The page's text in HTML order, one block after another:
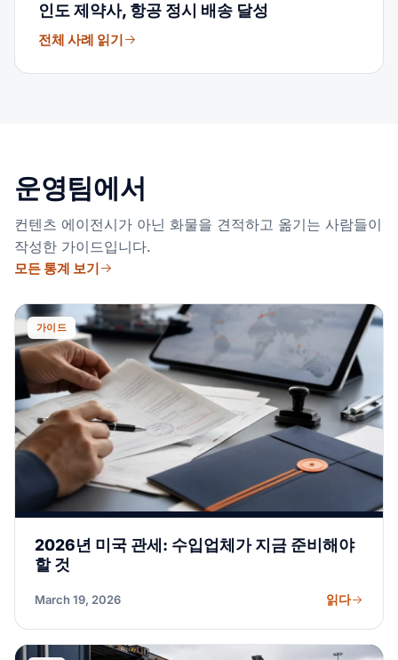
인도 제약사, 항공 정시 배송 달성
전체 사례 읽기
운영팀에서
컨텐츠 에이전시가 아닌 화물을 견적하고 옮기는 사람들이
작성한 가이드입니다.
모든 통계 보기
가이드
2026년 미국 관세: 수입업체가 지금 준비해야
할 것
March 19, 2026 읽다